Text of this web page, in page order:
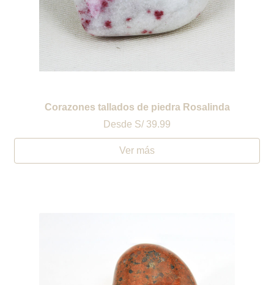
Corazones tallados de piedra Rosalinda
Desde S/ 39.99
Ver más